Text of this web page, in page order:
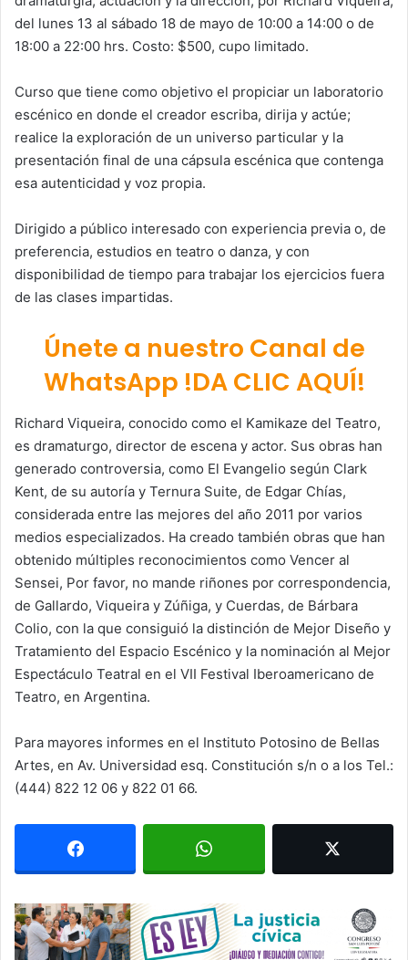
del lunes 13 al sábado 18 de mayo de 10:00 a 14:00 o de
18:00 a 22:00 hrs. Costo: $500, cupo limitado.
Curso que tiene como objetivo el propiciar un laboratorio
escénico en donde el creador escriba, dirija y actúe;
realice la exploración de un universo particular y la
presentación final de una cápsula escénica que contenga
esa autenticidad y voz propia.
Dirigido a público interesado con experiencia previa o, de
preferencia, estudios en teatro o danza, y con
disponibilidad de tiempo para trabajar los ejercicios fuera
de las clases impartidas.
Únete a nuestro Canal de
WhatsApp !DA CLIC AQUÍ!
Richard Viqueira, conocido como el Kamikaze del Teatro,
es dramaturgo, director de escena y actor. Sus obras han
generado controversia, como El Evangelio según Clark
Kent, de su autoría y Ternura Suite, de Edgar Chías,
considerada entre las mejores del año 2011 por varios
medios especializados. Ha creado también obras que han
obtenido múltiples reconocimientos como Vencer al
Sensei, Por favor, no mande riñones por correspondencia,
de Gallardo, Viqueira y Zúñiga, y Cuerdas, de Bárbara
Colio, con la que consiguió la distinción de Mejor Diseño y
Tratamiento del Espacio Escénico y la nominación al Mejor
Espectáculo Teatral en el VII Festival Iberoamericano de
Teatro, en Argentina.
Para mayores informes en el Instituto Potosino de Bellas
Artes, en Av. Universidad esq. Constitución s/n o a los Tel.:
(444) 822 12 06 y 822 01 66.